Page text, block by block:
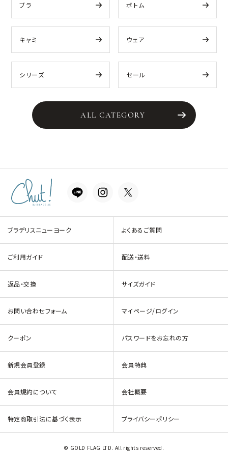
ブラ ボトム
キャミ ウェア
シリーズ セール
ALL CATEGORY
ブラデリスニューヨーク よくあるご質問
ご利用ガイド 配送・送料
返品・交換 サイズガイド
お問い合わせフォーム マイページ/ログイン
クーポン パスワードをお忘れの方
新規会員登録 会員特典
会員規約について 会社概要
特定商取引法に基づく表示 プライバシーポリシー
© GOLD FLAG LTD. All rights reserved.